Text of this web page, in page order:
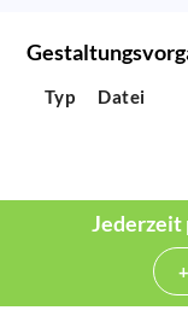
Typ Datei
Jederzeit